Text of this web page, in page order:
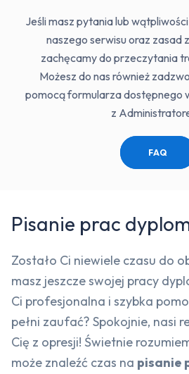
Jeśli masz pytania lub
naszego serwisu oraz zasad
zachęcamy do przeczytania
Możesz do nas również
pomocą formularza dostępnego
z
FAQ
Pisanie prac
Zostało Ci niewiele czasu do
masz jeszcze swojej pracy
Ci profesjonalna i szybka
pełni zaufać? Spokojnie, nasi
Cię z opresji! Świetnie
może znaleźć czas na pisanie